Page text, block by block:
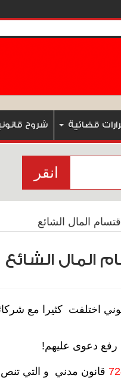
قضائية شروح
انقر
المال الشائع
المال الشائع
اختلفت كثيرا مع
رفع دعوى عليهم!
قانون مدني و التي